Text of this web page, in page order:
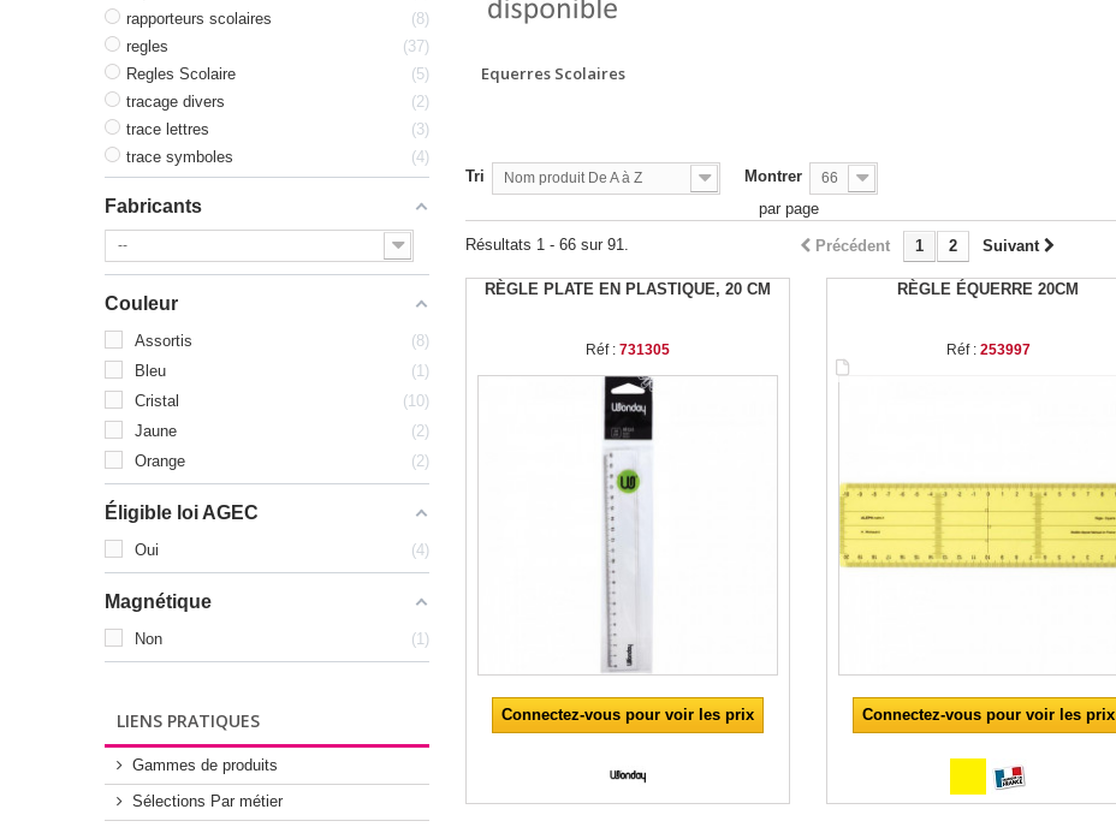
rapporteurs scolaires
8
regles
37
Regles Scolaire
5
tracage divers
2
trace lettres
3
trace symboles
4
Fabricants
--
Couleur
Assortis
8
Bleu
1
Cristal
10
Jaune
2
Orange
2
Éligible loi AGEC
Oui 4
Magnétique
Non 1
LIENS PRATIQUES
Gammes de produits
Sélections Par métier
Equerres Scolaires
Tri Nom produit De A à Z Montrer 66
par page
Précédent 1 2 Suivant
Résultats 1 - 66 sur 91.
RÈGLE PLATE EN PLASTIQUE, 20 CM
Réf : 731305
Connectez-vous pour voir les prix
RÈGLE ÉQUERRE 20CM
Réf : 253997
Connectez-vous pour voir les prix